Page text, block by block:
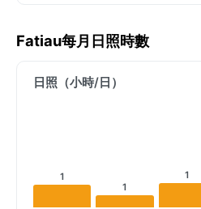
Fatiau每月日照時數
日照（小時/日）
1
1
1